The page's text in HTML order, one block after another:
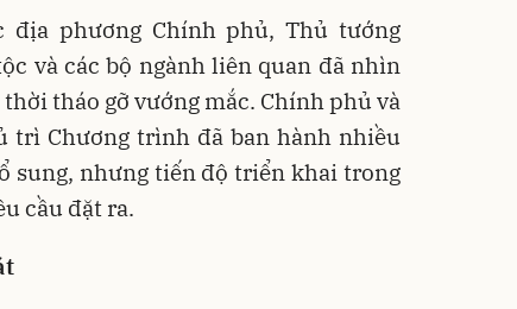
địa phương Chính phủ, Thủ tướng
và các bộ ngành liên quan đã nhìn
tháo gỡ vướng mắc. Chính phủ và
trì Chương trình đã ban hành nhiều
sung, nhưng tiến độ triển khai trong
cầu đặt ra.